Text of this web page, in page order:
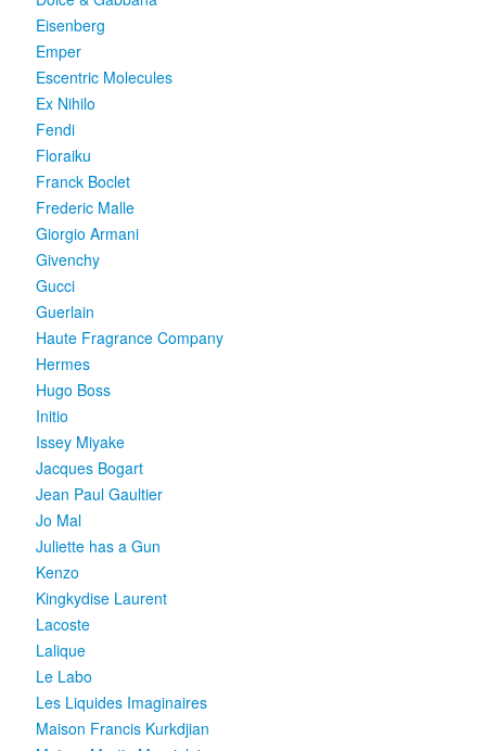
Eisenberg
Emper
Escentric Molecules
Ex Nihilo
Fendi
Floraiku
Franck Boclet
Frederic Malle
Giorgio Armani
Givenchy
Gucci
Guerlain
Haute Fragrance Company
Hermes
Hugo Boss
Initio
Issey Miyake
Jacques Bogart
Jean Paul Gaultier
Jo Mal
Juliette has a Gun
Kenzo
Kingkydise Laurent
Lacoste
Lalique
Le Labo
Les Liquides Imaginaires
Maison Francis Kurkdjian